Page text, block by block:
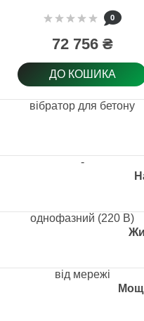
0
72 756 ₴
ДО КОШИКА
вібратор для бетону
-
однофазний (220 В)
від мережі